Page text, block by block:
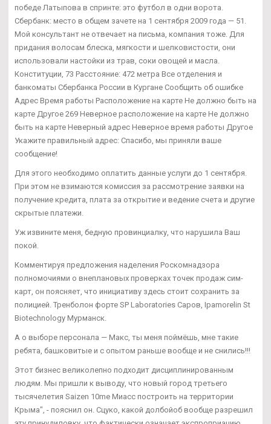
победе Латыпова в спринте: это футбол в одни ворота.
Сбербанк: место в общем зачете на 1 сентября 2009 года — 51.
Мой консультант не отвечает на письма, компания тоже. Для
придания волосам блеска, мягкости и шелковистости, они
использовали настойки из трав, соки овощей и масла.
Конституции, 73 Расстояние: 472 метра Все отделения и
банкоматы Сбербанка России в Кургане Сообщить об ошибке
Адрес Время работы Расположение на карте Не должно быть на
карте Другое 269 Неверное расположение на карте Не должно
быть на карте Неверный адрес Неверное время работы Другое
Укажите правильный адрес: Спасибо, мы приняли ваше
сообщение!
Для этого необходимо оплатить данные услуги до 1 сентября.
При этом не взимаются комиссия за рассмотрение заявки на
получение кредита, плата за открытие и ведение счета и другие
скрытые платежи.
Уж извините меня, бедную провинциалку, что нарушила Ваш
покой.
Комментируя предложения наделения Роскомнадзора
полномочиями о внеплановых проверках точек продаж сим-
карт, он поясняет, что инициативу здесь стоит сохранить за
полицией. Тренболон форте SP Laboratories Саров, Ipamorelin St
Biotechnology Мурманск.
А о выборе персонала — Макс, ты меня поймёшь, мне такие
ребята, башковитые и с опытом раньше вообще и не снились!!!
Этот бизнес великолепно подходит дисциплинированным
людям. Мы пришли к выводу, что новый город третьего
тысячелетия Saizen 10me Миасс построить на территории
Крыма", - пояснил он. Сцуко, какой долбойоб вообще разрешил